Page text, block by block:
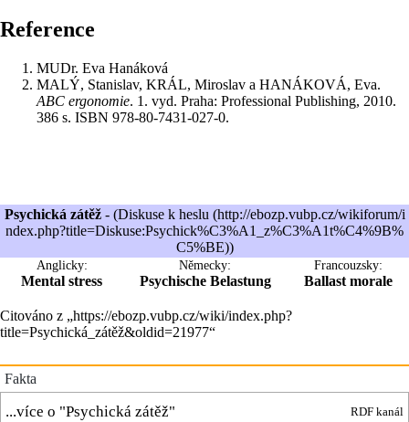
Reference
MUDr. Eva Hanáková
MALÝ, Stanislav, KRÁL, Miroslav a HANÁKOVÁ, Eva.
ABC ergonomie. 1. vyd. Praha: Professional Publishing, 2010.
386 s. ISBN 978-80-7431-027-0.
Psychická zátěž- (Diskuse k heslu
)
Anglicky: Německy: Francouzsky:
Mental stress Psychische Belastung Ballast morale
Citováno z „https://ebozp.vubp.cz/wiki/index.php?
title=Psychická_zátěž&oldid=21977“
Fakta
...více o "Psychická zátěž" RDF kanál